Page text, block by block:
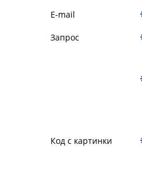
E-mail
Запрос
Код с картинки